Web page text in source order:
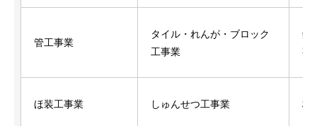
管工事業
タイル・れんが・ブロック
工事業
鋼
事
ほ装工事業 しゅんせつ工事業 板